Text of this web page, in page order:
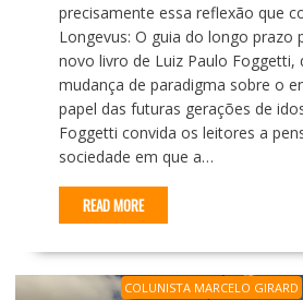
precisamente essa reflexão que
Longevus: O guia do longo prazo
novo livro de Luiz Paulo Foggetti,
mudança de paradigma sobre o
papel das futuras gerações de
Foggetti convida os leitores a
sociedade em que a…
READ MORE
COLUNISTA MARCELO GIRARD